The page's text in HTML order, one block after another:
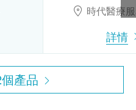
關計劃）
效期為6個月，客戶必須
期起計) 接受有關服務，
是否適合進行疫苗註射。
苗，將取消此計劃的服
時代醫療
詳情
個產品